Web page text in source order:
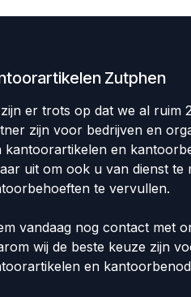
Zutphen
er trots op dat we al ruim
zijn voor bedrijven en
kantoorartikelen en
uit om ook u van dienst te
te vervullen.
vandaag nog contact met
wij de beste keuze zijn
en